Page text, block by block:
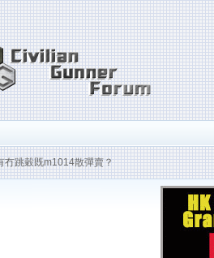
冇跳穀既m1014散彈賣？